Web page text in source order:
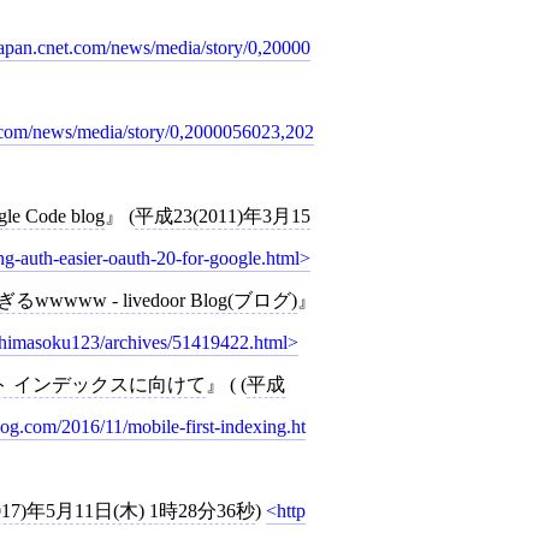
news/media/story/0,20000
news/media/story/0,2000056023,202
Code blog (平成23(2011)年3月15
auth-easier-oauth-20-for-google.html
るwwwww - livedoor Blog(ブログ)
archives/51419422.html
インデックスに向けて ( (平成
2016/11/mobile-first-indexing.ht
年5月11日(木) 1時28分36秒) http